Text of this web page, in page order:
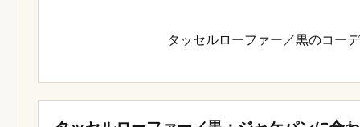
タッセルローファー／黒のコー